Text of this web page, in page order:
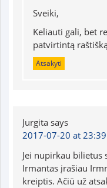
Sveiki,
Keliauti gali, bet
patvirtintą
Atsakyti
Jurgita says
2017-07-20 at 23:39
Jei nupirkau bilietus
Irmantas įrašiau
kreiptis. Ačiū už